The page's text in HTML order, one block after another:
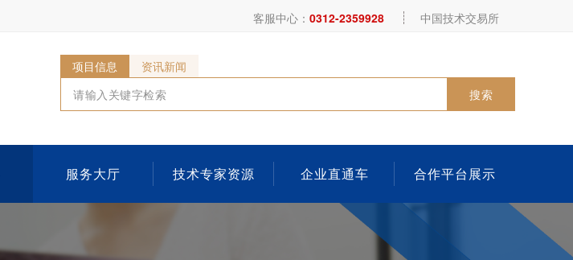
客服中心： 0312-2359928 中国技术交易所
项目信息
资讯新闻
搜索
服务大厅 技术专家资源 企业直通车 合作平台展示